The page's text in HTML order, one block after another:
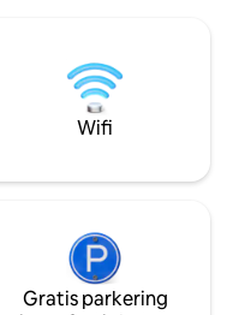
täckt
närhet till Disney.
garantera din
Wifi
Gratis parkering